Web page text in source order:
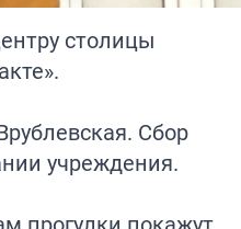
столицы
Сбор
учреждения.